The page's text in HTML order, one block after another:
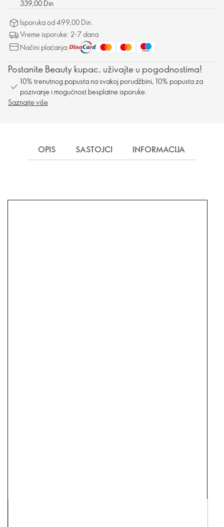
339,00 Din
Isporuka od 499,00 Din.
Vreme isporuke: 2-7 dana
Načini plaćanja:
Postanite Beauty kupac, uživajte u pogodnostima!
10% trenutnog popusta na svakoj porudžbini, 10% popusta za
pozivanje i mogućnost besplatne isporuke.
Saznajte više
OPIS SASTOJCI INFORMACIJA